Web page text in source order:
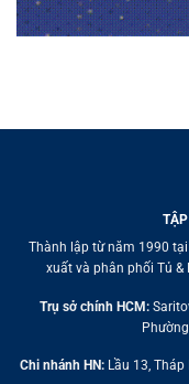
Thành lập từ năm 1990 tại
xuất và phân phối Tủ &
Trụ sở chính HCM:
Chi nhánh HN:Lầu 13, Tháp